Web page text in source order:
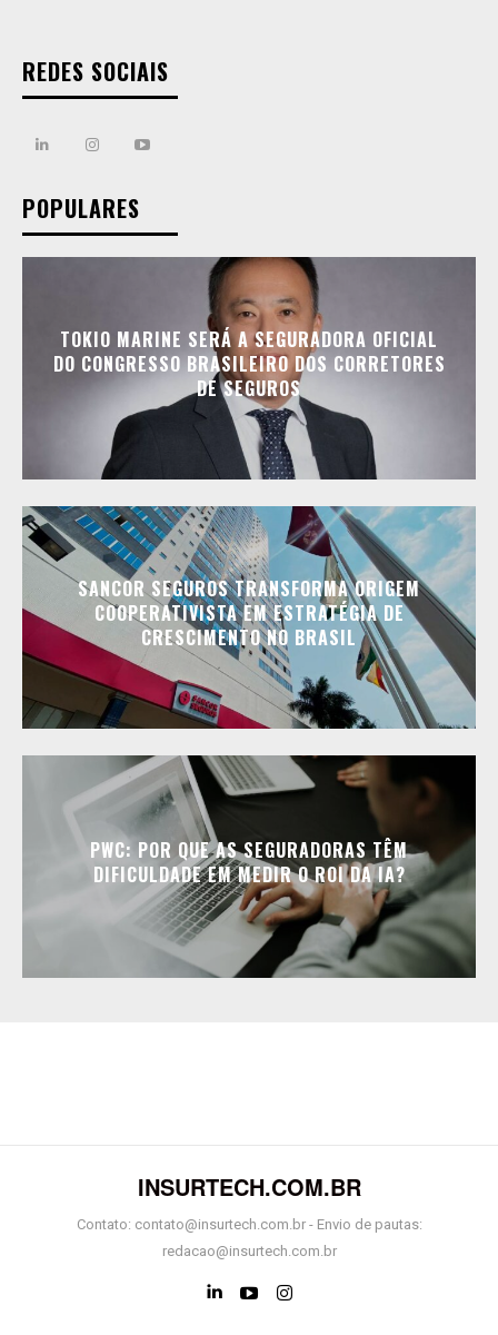
REDES SOCIAIS
POPULARES
TOKIO MARINE SERÁ A SEGURADORA OFICIAL
DO CONGRESSO BRASILEIRO DOS CORRETORES
DE SEGUROS
SANCOR SEGUROS TRANSFORMA ORIGEM
COOPERATIVISTA EM ESTRATÉGIA DE
CRESCIMENTO NO BRASIL
PWC: POR QUE AS SEGURADORAS TÊM
DIFICULDADE EM MEDIR O ROI DA IA?
INSURTECH.COM.BR
Contato: contato@insurtech.com.br - Envio de pautas:
redacao@insurtech.com.br